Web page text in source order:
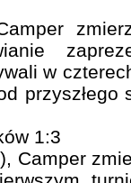
w
przyszłego
1:3
Camper